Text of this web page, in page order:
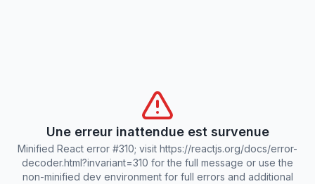
Une erreur inattendue est survenue
Minified React error #310; visit https://reactjs.org/docs/error-
decoder.html?invariant=310 for the full message or use the
non-minified dev environment for full errors and additional